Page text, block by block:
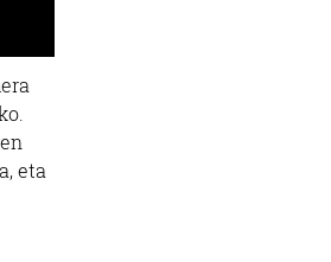
eta